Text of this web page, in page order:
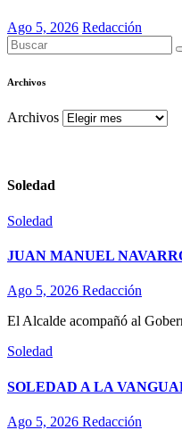
Ago 5, 2026 Redacción
Archivos
Archivos
Soledad
Soledad
JUAN MANUEL
Ago 5, 2026 Redacción
El Alcalde acompañó al
Soledad
SOLEDAD A LA
Ago 5, 2026 Redacción